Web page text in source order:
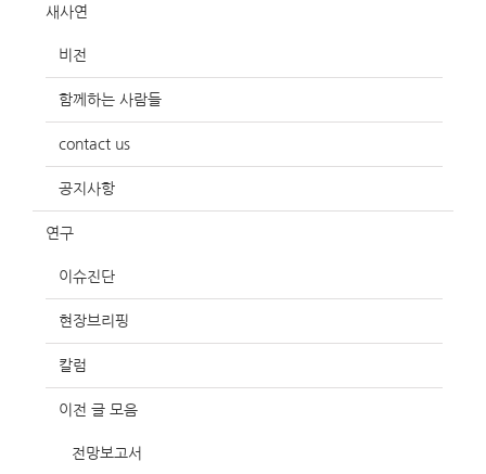
새사연
비전
함께하는 사람들
contact us
공지사항
연구
이슈진단
현장브리핑
칼럼
이전 글 모음
전망보고서